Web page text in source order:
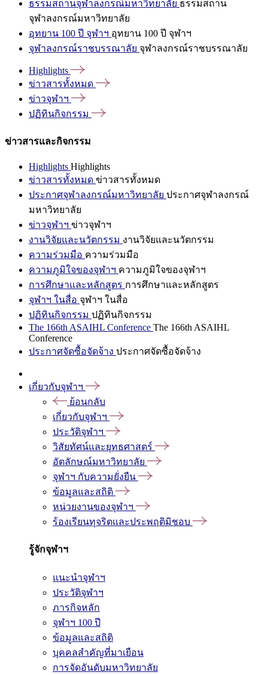
ธรรมสถานจุฬาลงกรณ์มหาวิทยาลัย ธรรมสถาน
จุฬาลงกรณ์มหาวิทยาลัย
อุทยาน 100 ปี จุฬาฯ อุทยาน 100 ปี จุฬาฯ
จุฬาลงกรณ์ราชบรรณาลัย จุฬาลงกรณ์ราชบรรณาลัย
Highlights
ข่าวสารทั้งหมด
ข่าวจุฬาฯ
ปฏิทินกิจกรรม
ข่าวสารและกิจกรรม
Highlights Highlights
ข่าวสารทั้งหมด ข่าวสารทั้งหมด
ประกาศจุฬาลงกรณ์มหาวิทยาลัย ประกาศจุฬาลงกรณ์
มหาวิทยาลัย
ข่าวจุฬาฯ ข่าวจุฬาฯ
งานวิจัยและนวัตกรรม งานวิจัยและนวัตกรรม
ความร่วมมือ ความร่วมมือ
ความภูมิใจของจุฬาฯ ความภูมิใจของจุฬาฯ
การศึกษาและหลักสูตร การศึกษาและหลักสูตร
จุฬาฯ ในสื่อ จุฬาฯ ในสื่อ
ปฏิทินกิจกรรม ปฏิทินกิจกรรม
The 166th ASAIHL Conference The 166th ASAIHL
Conference
ประกาศจัดซื้อจัดจ้าง ประกาศจัดซื้อจัดจ้าง
เกี่ยวกับจุฬาฯ
ย้อนกลับ
เกี่ยวกับจุฬาฯ
ประวัติจุฬาฯ
วิสัยทัศน์และยุทธศาสตร์
อัตลักษณ์มหาวิทยาลัย
จุฬาฯ กับความยั่งยืน
ข้อมูลและสถิติ
หน่วยงานของจุฬาฯ
ร้องเรียนทุจริตและประพฤติมิชอบ
รู้จักจุฬาฯ
แนะนำจุฬาฯ
ประวัติจุฬาฯ
ภารกิจหลัก
จุฬาฯ 100 ปี
ข้อมูลและสถิติ
บุคคลสำคัญที่มาเยือน
การจัดอันดับมหาวิทยาลัย